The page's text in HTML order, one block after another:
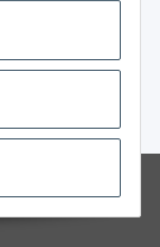
zzgl.